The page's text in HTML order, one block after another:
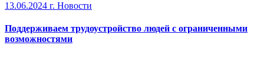
13.06.2024 г. Новости
Поддерживаем трудоустройство людей с ограниченными
возможностями